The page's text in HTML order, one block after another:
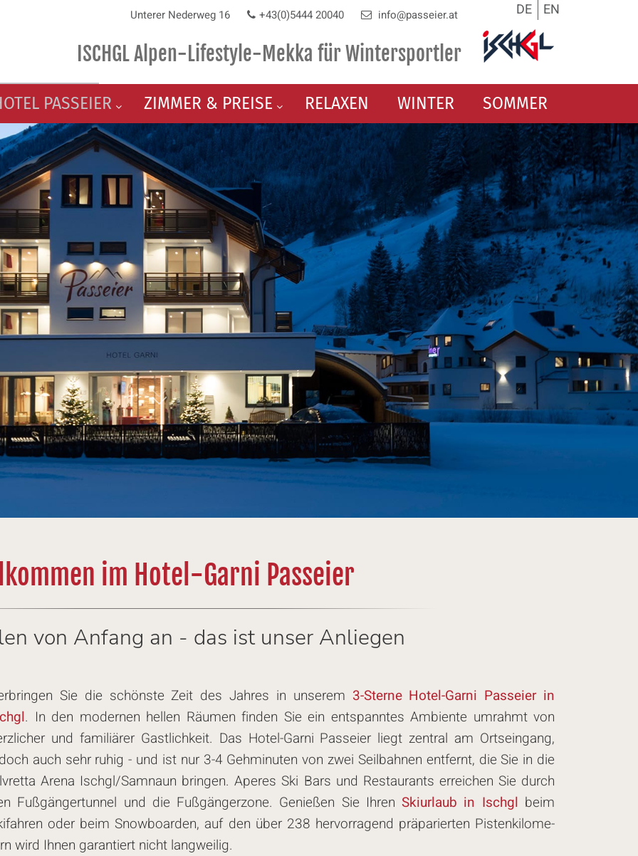
Unterer Nederweg 16 +43(0)5444 20040 info@passeier.at DE EN
ISCHGL Alpen-Lifestyle-Mekka für Wintersportler
PASSEIER ZIMMER & PREISE RELAXEN WINTER SOMMER
im Hotel-Garni Passeier
von Anfang an - das ist unser Anliegen
Sie die schönste Zeit des Jahres in unserem 3-Sterne Ho­tel-Gar­ni Passeier in
. In den modernen hellen Räumen finden Sie ein ent­spann­tes Ambiente umrahmt von
und familiärer Gast­lich­keit. Das Ho­tel-Gar­ni Passeier liegt zentral am Orts­ein­gang,
auch sehr ruhig - und ist nur 3-4 Gehminuten von zwei Seilbahnen entfernt, die Sie in die
Arena Ischgl/Samnaun bringen. Aperes Ski Bars und Re­stau­rants erreichen Sie durch
Fuß­gän­ger­tun­nel und die Fuß­gän­ger­zo­ne. Genießen Sie IhrenSkiurlaub in Ischgl beim
oder beim Snow­boar­den, auf den über 238 her­vor­ra­gend prä­pa­rier­ten Pis­ten­ki­lo­me­
wird Ihnen garantiert nicht langweilig.